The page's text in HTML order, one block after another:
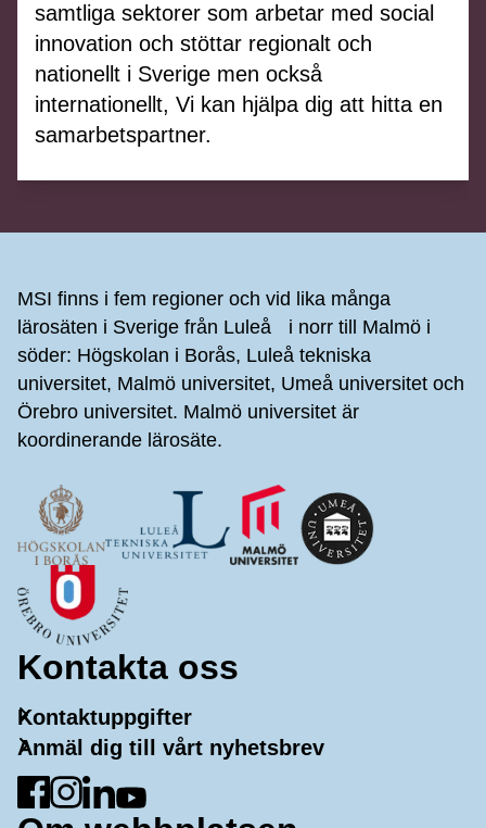
samtliga sektorer som arbetar med social
innovation och stöttar regionalt och
nationellt i Sverige men också
internationellt, Vi kan hjälpa dig att hitta en
samarbetspartner.
MSI finns i fem regioner och vid lika många
lärosäten i Sverige från Luleå i norr till Malmö i
söder: Högskolan i Borås, Luleå tekniska
universitet, Malmö universitet, Umeå universitet och
Örebro universitet. Malmö universitet är
koordinerande lärosäte.
Kontakta oss
Kontaktuppgifter
Anmäl dig till vårt nyhetsbrev
Gå till Facebook
Gå till Instagram
Gå till LinkedIn
Gå till YouTube